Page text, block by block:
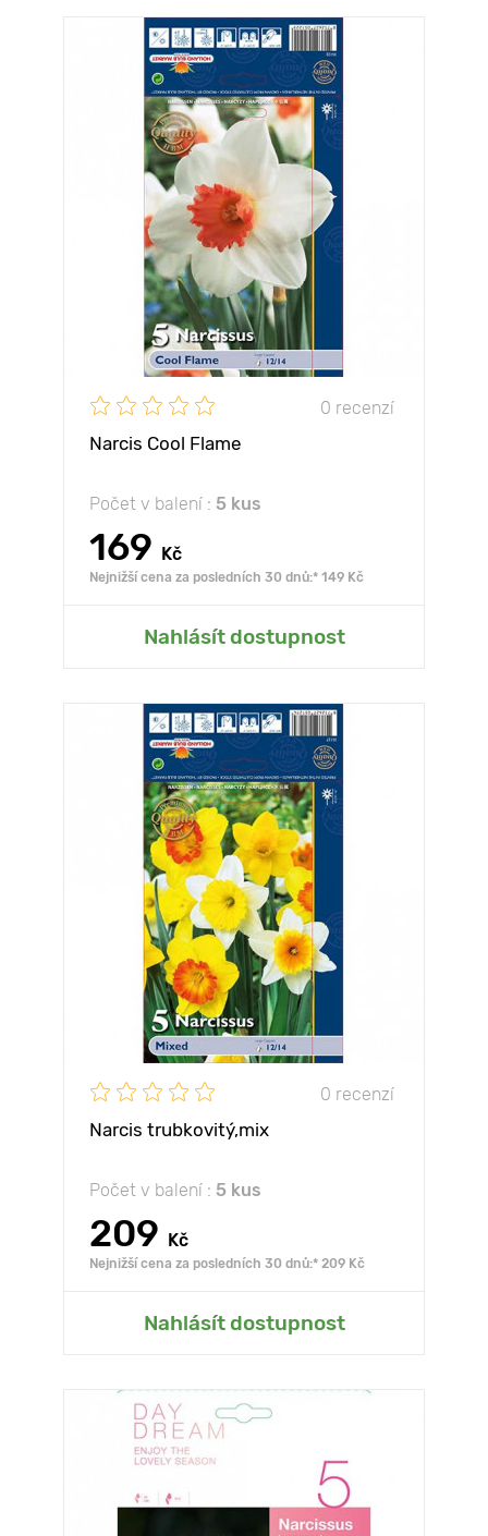
0 recenzí
Narcis Cool Flame
Počet v balení : 5 kus
169 Kč
Nejnižší cena za posledních 30 dnů:* 149 Kč
Nahlásít dostupnost
0 recenzí
Narcis trubkovitý,mix
Počet v balení : 5 kus
209 Kč
Nejnižší cena za posledních 30 dnů:* 209 Kč
Nahlásít dostupnost